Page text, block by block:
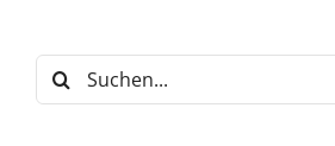
Suche
nach: